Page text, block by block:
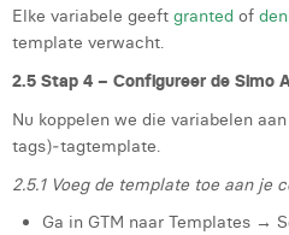
Elke variabele geeft granted of
template verwacht.
2.5 Stap 4 – Configureer de Simo
Nu koppelen we die variabelen
tags)‑tagtemplate.
2.5.1 Voeg de template toe aan je
Ga in GTM naar Templates →